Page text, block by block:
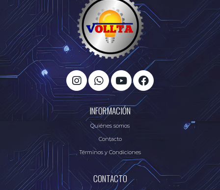
INFORMACIÓN
Quiénes somos
Contacto
Términos y Condiciones
CONTACTO